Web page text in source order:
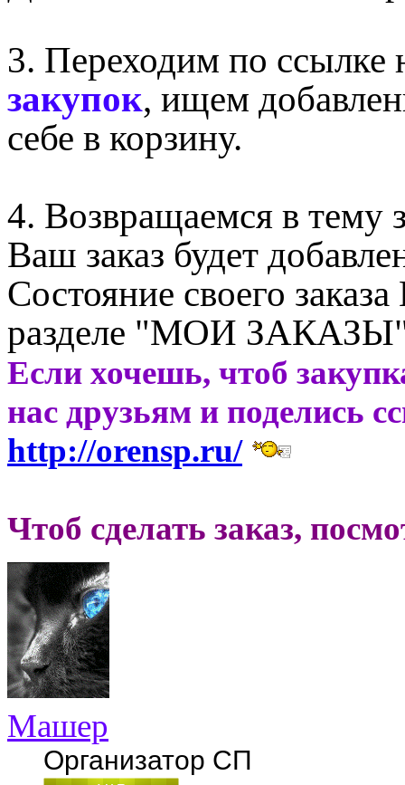
3. Переходим по
закупок, ищем
себе в корзину.
4. Возвращаемся в тему
Ваш заказ будет
Состояние своего
разделе "МОИ
Если хочешь, чтоб
нас друзьям и поделись
http://orensp.ru/
Чтоб сделать заказ,
Машер
Организатор СП